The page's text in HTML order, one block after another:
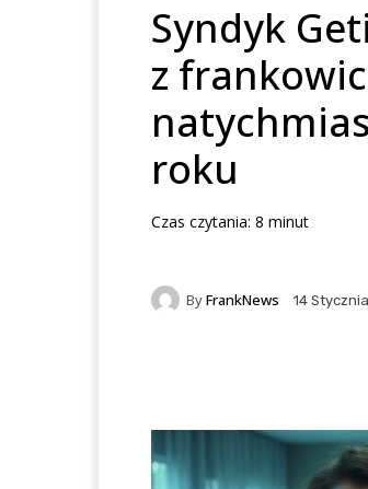
Syndyk
z
roku
Czas czytania: 8 minut
ByFrankNews 14